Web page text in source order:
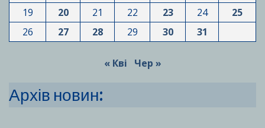
19
20 21 22 23 24
25
26
27 28 29 30 31
« Кві Чер »
Архів новин: